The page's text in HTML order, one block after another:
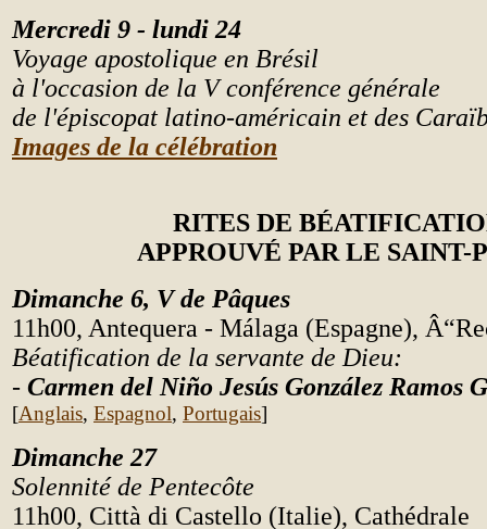
Mercredi 9 - lundi 24
Voyage apostolique en Brésil
à l'occasion de la V conférence générale
de l'épiscopat latino-américain et des Caraï
Images de la célébration
RITES DE
APPROUVÉ PAR LE SAINT-
Dimanche 6, V de Pâques
11h00, Antequera - Málaga (Espagne),
Béatification de la servante de Dieu:
- Carmen del Niño Jesús González Ramos
[Anglais, Espagnol, Portugais]
Dimanche 27
Solennité de Pentecôte
11h00, Città di Castello (Italie), Cathédrale